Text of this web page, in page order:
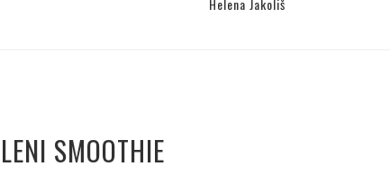
Helena Jakoliš
SMOOTHIE